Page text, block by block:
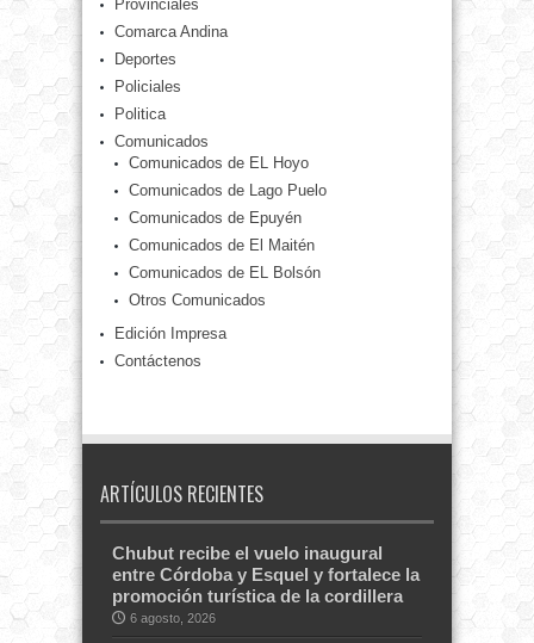
Provinciales
Comarca Andina
Deportes
Policiales
Politica
Comunicados
Comunicados de EL Hoyo
Comunicados de Lago Puelo
Comunicados de Epuyén
Comunicados de El Maitén
Comunicados de EL Bolsón
Otros Comunicados
Edición Impresa
Contáctenos
ARTÍCULOS RECIENTES
Chubut recibe el vuelo inaugural
entre Córdoba y Esquel y fortalece la
promoción turística de la cordillera
6 agosto, 2026